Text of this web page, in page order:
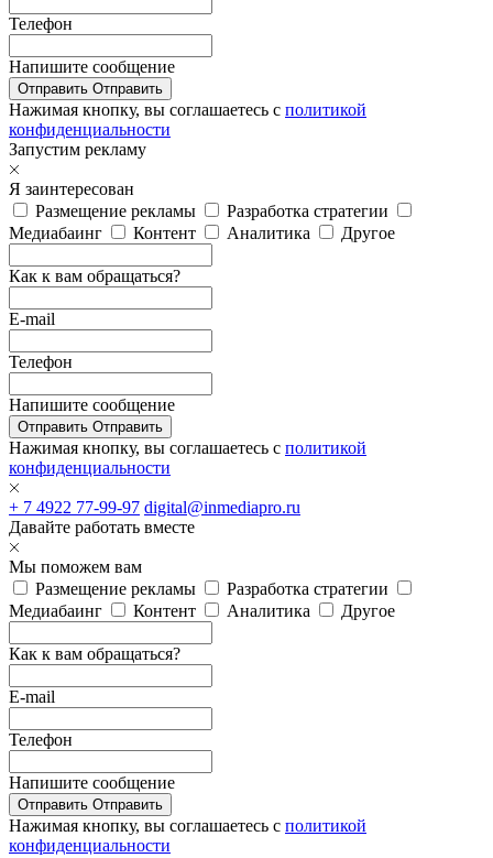
Телефон
Напишите сообщение
Отправить Отправить
Нажимая кнопку, вы соглашаетесь с политикой
конфиденциальности
Запустим рекламу
Я заинтересован
Размещение рекламы
Разработка стратегии
Медиабаинг
Контент Аналитика Другое
Как к вам обращаться?
E-mail
Телефон
Напишите сообщение
Отправить Отправить
Нажимая кнопку, вы соглашаетесь с политикой
конфиденциальности
+ 7 4922 77-99-97 digital@inmediapro.ru
Давайте работать вместе
Мы поможем вам
Размещение рекламы
Разработка стратегии
Медиабаинг
Контент Аналитика Другое
Как к вам обращаться?
E-mail
Телефон
Напишите сообщение
Отправить Отправить
Нажимая кнопку, вы соглашаетесь с политикой
конфиденциальности